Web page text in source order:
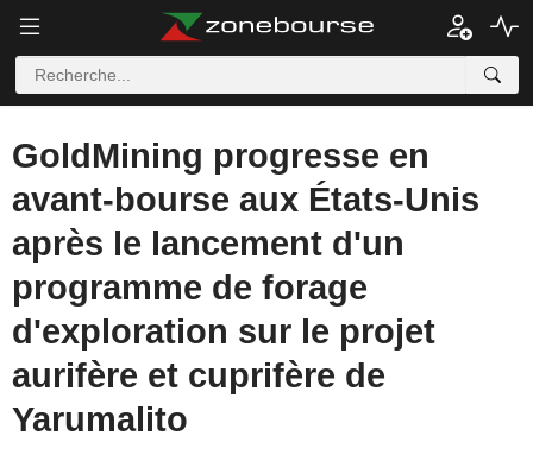
GoldMining progresse en
avant-bourse aux États-Unis
après le lancement d'un
programme de forage
d'exploration sur le projet
aurifère et cuprifère de
Yarumalito